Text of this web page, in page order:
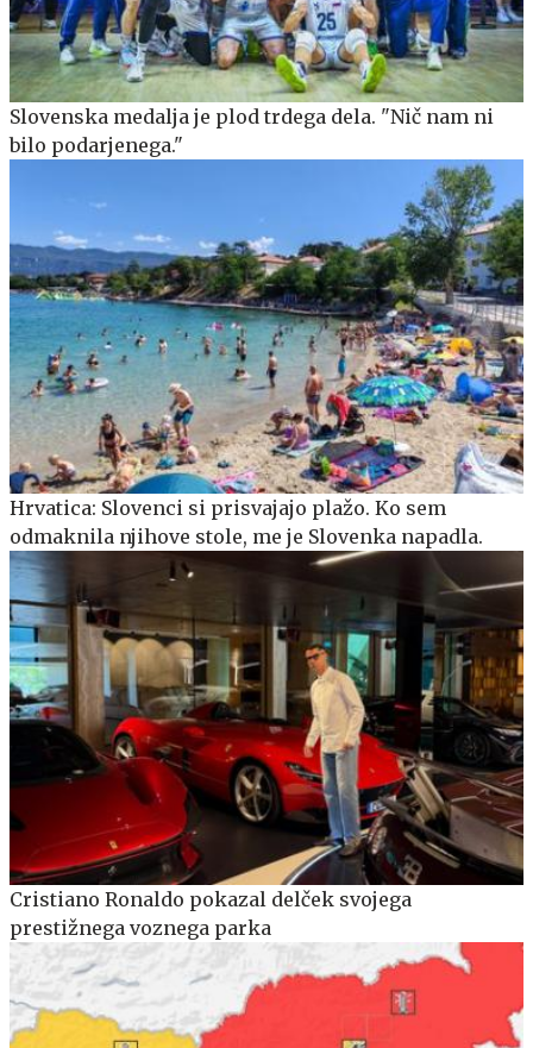
Slovenska medalja je plod trdega dela. "Nič nam ni
bilo podarjenega."
Hrvatica: Slovenci si prisvajajo plažo. Ko sem
odmaknila njihove stole, me je Slovenka napadla.
Cristiano Ronaldo pokazal delček svojega
prestižnega voznega parka